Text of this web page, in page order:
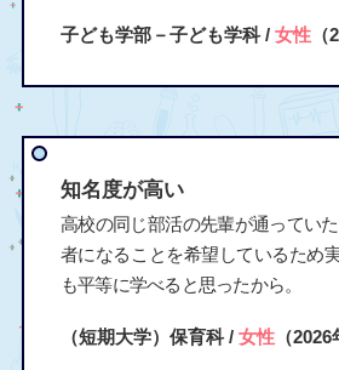
子ども学部－子ども学科 / 女性（
知名度が高い
高校の同じ部活の先輩が通ってい
者になることを希望しているため
も平等に学べると思ったから。
（短期大学）保育科 / 女性（2026